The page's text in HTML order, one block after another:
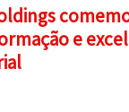
e